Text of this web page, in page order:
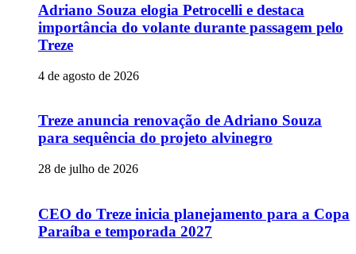
Adriano Souza elogia Petrocelli e destaca
importância do volante durante passagem pelo
Treze
4 de agosto de 2026
Treze anuncia renovação de Adriano Souza
para sequência do projeto alvinegro
28 de julho de 2026
CEO do Treze inicia planejamento para a Copa
Paraíba e temporada 2027